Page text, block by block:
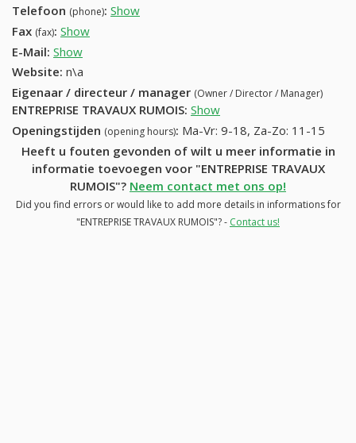
Telefoon (phone): Show
Fax (fax): Show
E-Mail: Show
Website: n\a
Eigenaar / directeur / manager (Owner / Director / Manager)
ENTREPRISE TRAVAUX RUMOIS: Show
Openingstijden (opening hours): Ma-Vr: 9-18, Za-Zo: 11-15
Heeft u fouten gevonden of wilt u meer informatie in
informatie toevoegen voor "ENTREPRISE TRAVAUX
RUMOIS"? Neem contact met ons op!
Did you find errors or would like to add more details in informations for
"ENTREPRISE TRAVAUX RUMOIS"? - Contact us!